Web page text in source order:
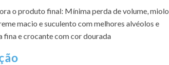
o produto final: Mínima perda de volume, miolo
macio e suculento com melhores alvéolos e
fina e crocante com cor dourada